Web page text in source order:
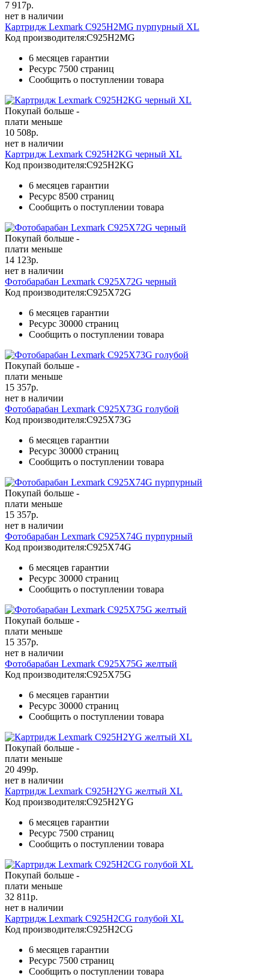
7 917р.
нет в наличии
Картридж Lexmark C925H2MG пурпурный XL
Код производителя:C925H2MG
6 месяцев гарантии
Ресурс 7500 страниц
Сообщить о поступлении товара
Покупай больше -
плати меньше
10 508р.
нет в наличии
Картридж Lexmark C925H2KG черный XL
Код производителя:C925H2KG
6 месяцев гарантии
Ресурс 8500 страниц
Сообщить о поступлении товара
Покупай больше -
плати меньше
14 123р.
нет в наличии
Фотобарабан Lexmark C925X72G черный
Код производителя:C925X72G
6 месяцев гарантии
Ресурс 30000 страниц
Сообщить о поступлении товара
Покупай больше -
плати меньше
15 357р.
нет в наличии
Фотобарабан Lexmark C925X73G голубой
Код производителя:C925X73G
6 месяцев гарантии
Ресурс 30000 страниц
Сообщить о поступлении товара
Покупай больше -
плати меньше
15 357р.
нет в наличии
Фотобарабан Lexmark C925X74G пурпурный
Код производителя:C925X74G
6 месяцев гарантии
Ресурс 30000 страниц
Сообщить о поступлении товара
Покупай больше -
плати меньше
15 357р.
нет в наличии
Фотобарабан Lexmark C925X75G желтый
Код производителя:C925X75G
6 месяцев гарантии
Ресурс 30000 страниц
Сообщить о поступлении товара
Покупай больше -
плати меньше
20 499р.
нет в наличии
Картридж Lexmark C925H2YG желтый XL
Код производителя:C925H2YG
6 месяцев гарантии
Ресурс 7500 страниц
Сообщить о поступлении товара
Покупай больше -
плати меньше
32 811р.
нет в наличии
Картридж Lexmark C925H2CG голубой XL
Код производителя:C925H2CG
6 месяцев гарантии
Ресурс 7500 страниц
Сообщить о поступлении товара